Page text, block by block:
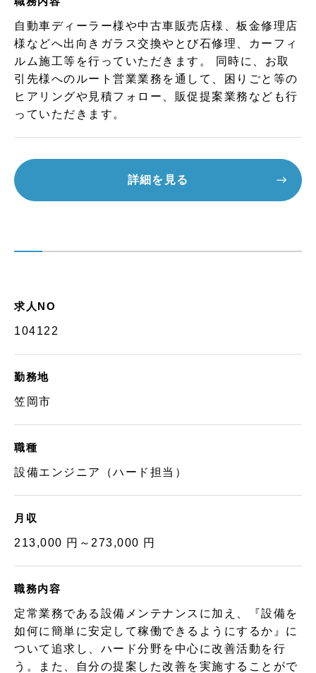
自動車ディーラー様や中古車販売店様、板金修理店
様などへ出向きガラス交換やとび石修理、カーフィ
ルム施工等を行っていただきます。 同時に、お取
引先様へのルート営業業務を通して、困りごと等の
ヒアリングや見積フォロー、販促提案業務なども行
っていただきます。
詳細を見る
求人NO
104122
勤務地
笠岡市
職種
設備エンジニア（ハード担当）
月収
213,000 円～273,000 円
職務内容
定常業務である設備メンテナンスに加え、『設備を
如何に簡単に安定して稼働できるようにするか』に
ついて追求し、ハード分野を中心に改善活動を行
う。また、自分の提案した改善を実施することがで